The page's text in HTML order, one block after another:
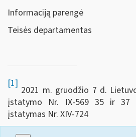
Informaciją parengė
Teisės departamentas
[1]
2021 m. gruodžio 7 d.
įstatymo Nr. IX-569 35 ir 37
įstatymas Nr. XIV‑724